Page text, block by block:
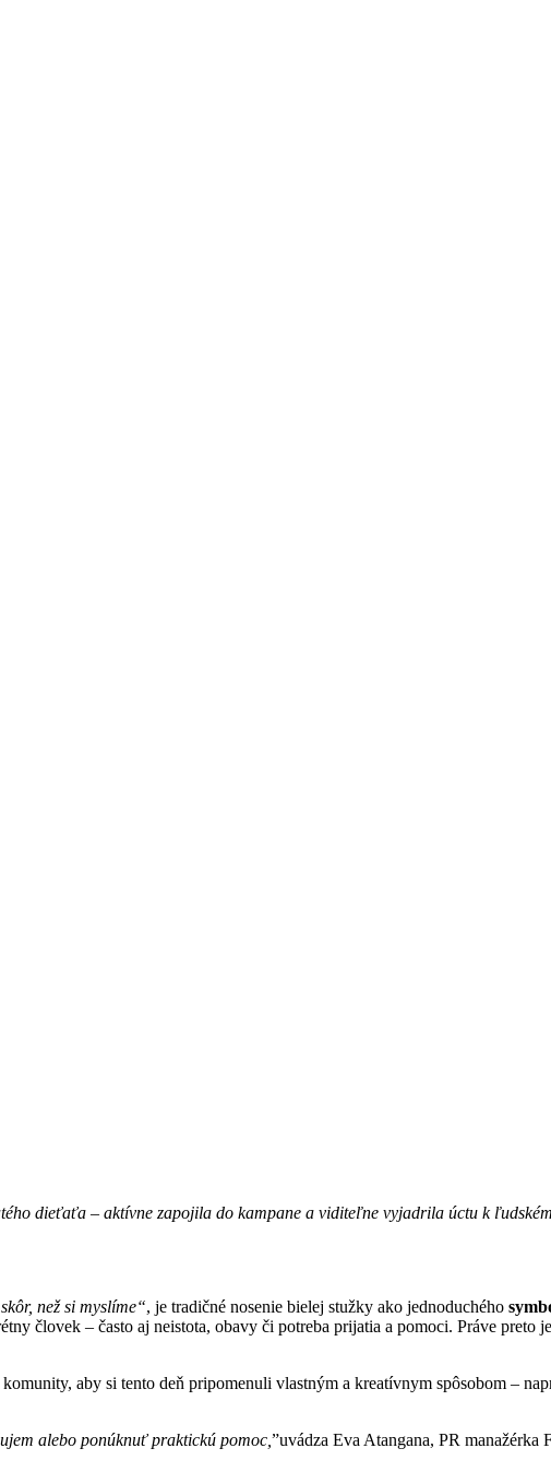
dieťaťa – aktívne zapojila do kampane a viditeľne vyjadrila úctu k
než si myslíme“, je tradičné nosenie bielej stužky ako jednoduchého
človek – často aj neistota, obavy či potreba prijatia a pomoci. Práve preto
aby si tento deň pripomenuli vlastným a kreatívnym spôsobom –
alebo ponúknuť praktickú pomoc,”uvádza Eva Atangana, PR manažérka